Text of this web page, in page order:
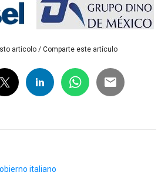
articolo / Comparte este artículo
italiano